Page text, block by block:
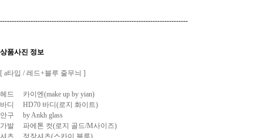
--------------------------------------------------------------------------------
상품사진 정보
[ a타입 / 레드+블루 줄무늬 ]
헤드 카이엔(make up by yian)
바디 HD70 바디(로지 화이트)
안구 by Ankh glass
가발 파에톤 컷(로지 골드/M사이즈)
셔츠 정장셔츠(스카이 블루)